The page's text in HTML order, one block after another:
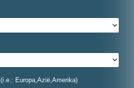
(i.e.: Europa,Azië,Amerika)